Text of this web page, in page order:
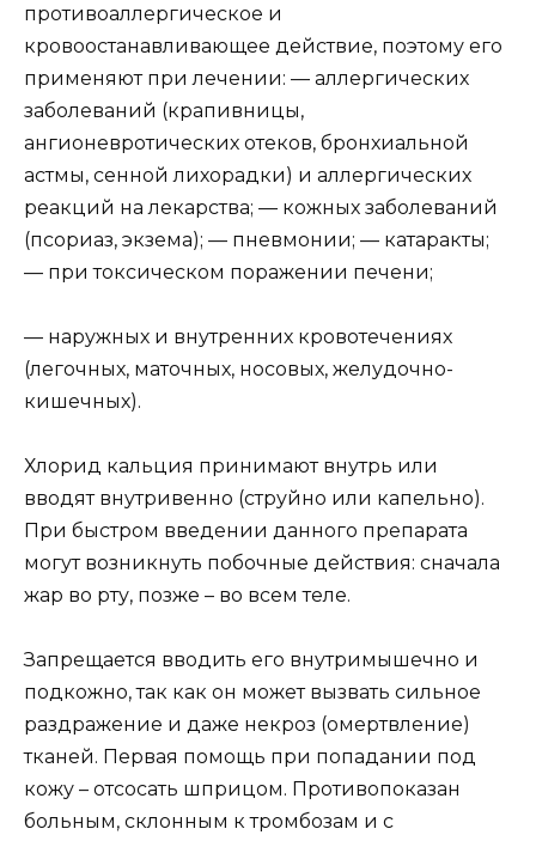
противоаллергическое и
кровоостанавливающее действие, поэтому его
применяют при лечении: — аллергических
заболеваний (крапивницы,
ангионевротических отеков, бронхиальной
астмы, сенной лихорадки) и аллергических
реакций на лекарства; — кожных заболеваний
(псориаз, экзема); — пневмонии; — катаракты;
— при токсическом поражении печени;
— наружных и внутренних кровотечениях
(легочных, маточных, носовых, желудочно-
кишечных).
Хлорид кальция принимают внутрь или
вводят внутривенно (струйно или капельно).
При быстром введении данного препарата
могут возникнуть побочные действия: сначала
жар во рту, позже – во всем теле.
Запрещается вводить его внутримышечно и
подкожно, так как он может вызвать сильное
раздражение и даже некроз (омертвление)
тканей. Первая помощь при попадании под
кожу – отсосать шприцом. Противопоказан
больным, склонным к тромбозам и с